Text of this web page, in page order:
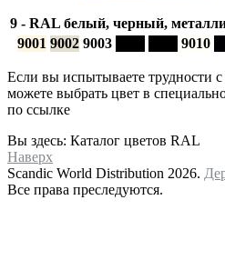
9 - RAL белый, черный,
9001 9002 9003 9010
Если вы испытываете трудности
можете выбрать цвет в
по ссылке
Вы здесь: Каталог цветов RAL
Наверх
Scandic World Distribution 2026.
Все права преследуются.